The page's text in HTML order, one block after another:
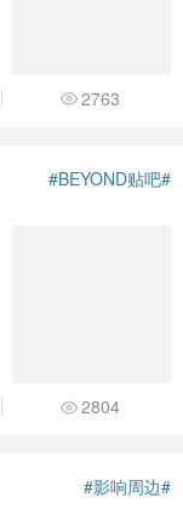
2763
#BEYOND贴吧#
2804
#影响周边#